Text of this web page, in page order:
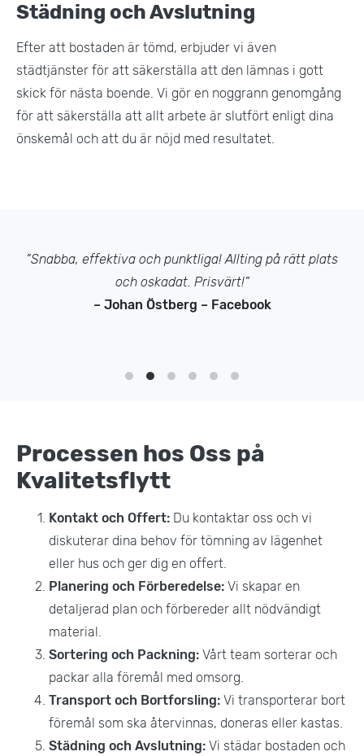
Städning och Avslutning
Efter att bostaden är tömd, erbjuder vi även
städtjänster för att säkerställa att den lämnas i gott
skick för nästa boende. Vi gör en noggrann genomgång
för att säkerställa att allt arbete är slutfört enligt dina
önskemål och att du är nöjd med resultatet​.
”Snabba, effektiva och punktliga! Allting på rätt plats
och oskadat. Prisvärt!”
– Johan Östberg – Facebook
Processen hos Oss på
Kvalitetsflytt
Kontakt och Offert: Du kontaktar oss och vi
diskuterar dina behov för tömning av lägenhet
eller hus och ger dig en offert.
Planering och Förberedelse: Vi skapar en
detaljerad plan och förbereder allt nödvändigt
material.
Sortering och Packning: Vårt team sorterar och
packar alla föremål med omsorg.
Transport och Bortforsling: Vi transporterar bort
föremål som ska återvinnas, doneras eller kastas.
Städning och Avslutning: Vi städar bostaden och